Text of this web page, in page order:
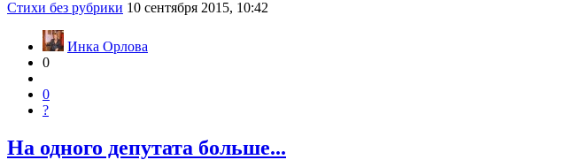
Стихи без рубрики 10 сентября 2015, 10:42
Инка Орлова
0
0
?
На одного депутата больше...